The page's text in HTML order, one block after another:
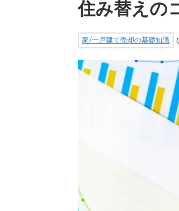
住み替えの
家/一戸建て売却の基礎知識